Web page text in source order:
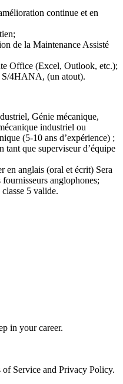
continue et en
de la Maintenance Assisté
Office (Excel, Outlook, etc.);
S/4HANA, (un atout).
Génie mécanique,
industriel ou
(5-10 ans d’expérience) ;
tant que superviseur d’équipe
en anglais (oral et écrit) Sera
anglophones;
5 valide.
in your career.
Service and Privacy Policy.